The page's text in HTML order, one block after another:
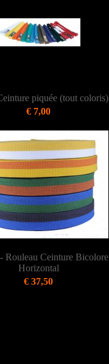
piquée (tout coloris)
€ 7,00
Rouleau Ceinture Bicolore
Horizontal
€ 37,50